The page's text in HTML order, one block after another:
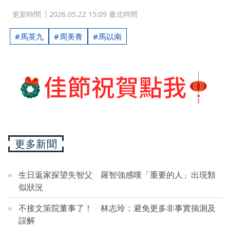
更新時間 2026.05.22 15:09 臺北時間
馬英九 周美青 馬以南
更多新聞
生日返家探望失智父 羅智強感嘆「重要的人」出現類
似狀況
不接文策院董事了！ 林志玲：避免更多非事實揣測及
誤解